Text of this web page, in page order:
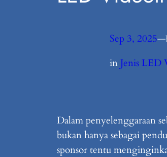
Sep 3, 2025—
in Jenis LED
Dalam penyelenggaraan
bukan hanya sebagai
sponsor tentu